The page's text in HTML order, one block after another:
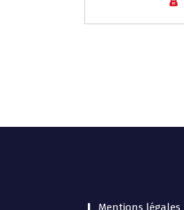
Mentions légales